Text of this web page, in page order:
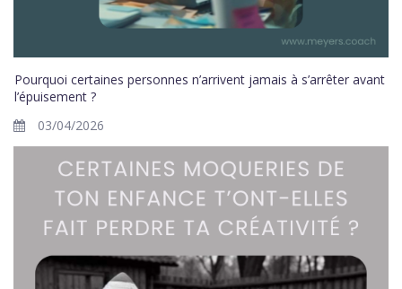
Pourquoi certaines personnes n’arrivent jamais à s’arrêter avant
l’épuisement ?
03/04/2026